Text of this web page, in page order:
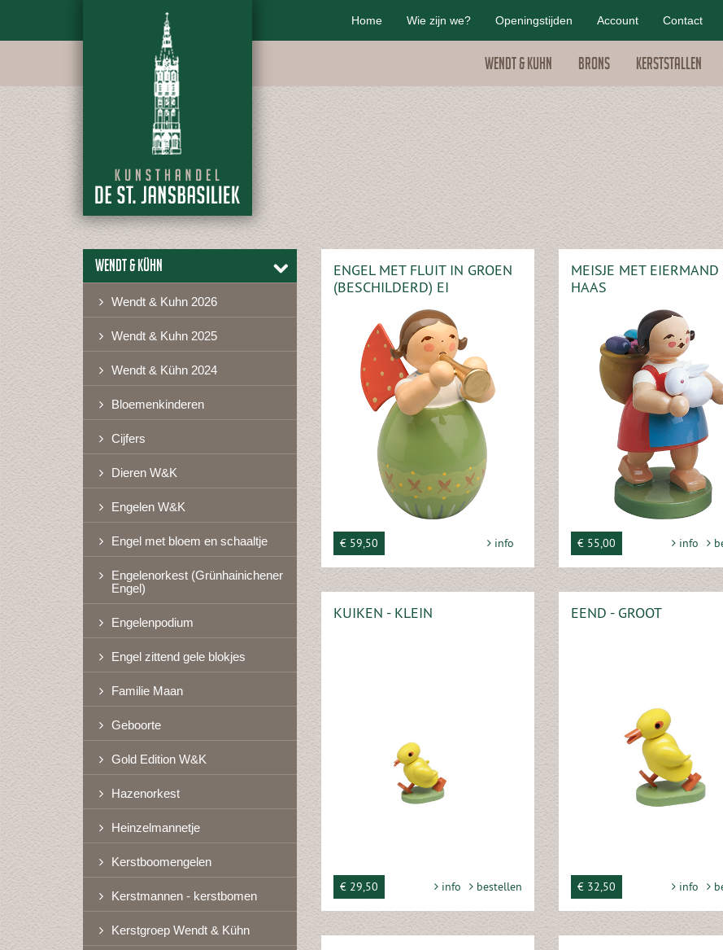
Home Wie zijn we? Openingstijden Account Contact
Wendt & Kuhn Brons Kerststallen
Wendt & Kühn
Wendt & Kuhn 2026
Wendt & Kuhn 2025
Wendt & Kühn 2024
Bloemenkinderen
Cijfers
Dieren W&K
Engelen W&K
Engel met bloem en schaaltje
Engelenorkest (Grünhainichener
Engel)
Engelenpodium
Engel zittend gele blokjes
Familie Maan
Geboorte
Gold Edition W&K
Hazenorkest
Heinzelmannetje
Kerstboomengelen
Kerstmannen - kerstbomen
Kerstgroep Wendt & Kühn
ENGEL MET FLUIT IN GROEN
(BESCHILDERD) EI
€ 59,50 info
MEISJE MET EIERMAND
HAAS
€ 55,00 info
KUIKEN - KLEIN
€ 29,50 info bestellen
EEND - GROOT
€ 32,50 info